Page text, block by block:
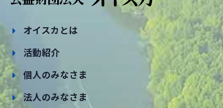
オイスカとは
活動紹介
個人のみなさま
法人のみなさま